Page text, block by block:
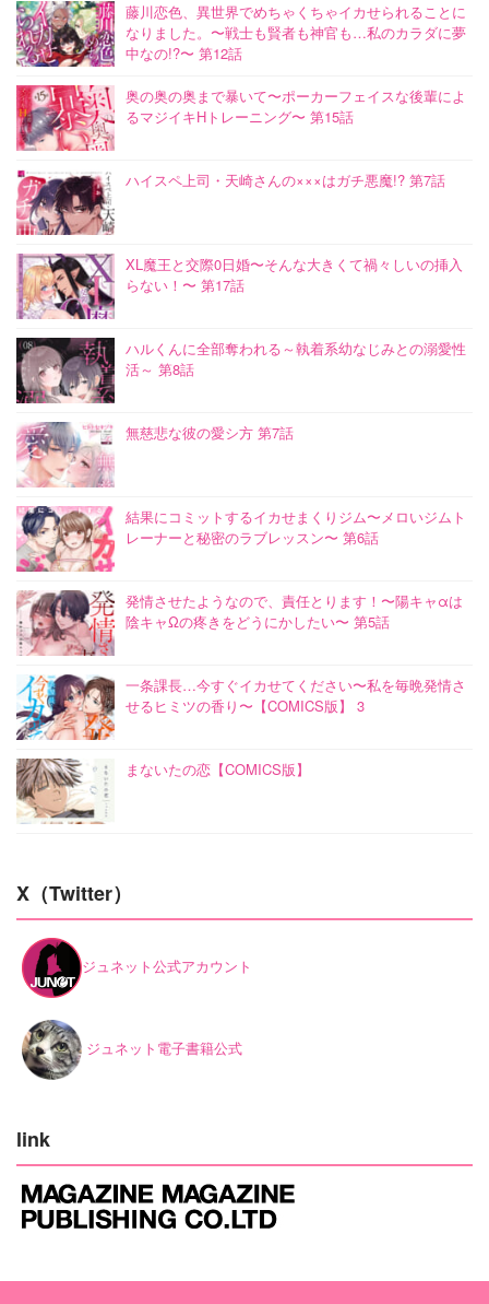
藤川恋色、異世界でめちゃくちゃイカせられることに
なりました。〜戦士も賢者も神官も…私のカラダに夢
中なの!?〜 第12話
奥の奥の奥まで暴いて〜ポーカーフェイスな後輩によ
るマジイキHトレーニング〜 第15話
ハイスペ上司・天崎さんの×××はガチ悪魔!? 第7話
XL魔王と交際0日婚〜そんな大きくて禍々しいの挿入
らない！〜 第17話
ハルくんに全部奪われる～執着系幼なじみとの溺愛性
活～ 第8話
無慈悲な彼の愛シ方 第7話
結果にコミットするイカせまくりジム〜メロいジムト
レーナーと秘密のラブレッスン〜 第6話
発情させたようなので、責任とります！〜陽キャαは
陰キャΩの疼きをどうにかしたい〜 第5話
一条課長…今すぐイカせてください〜私を毎晩発情さ
せるヒミツの香り〜【COMICS版】 3
まないたの恋【COMICS版】
X（Twitter）
ジュネット公式アカウント
ジュネット電子書籍公式
link